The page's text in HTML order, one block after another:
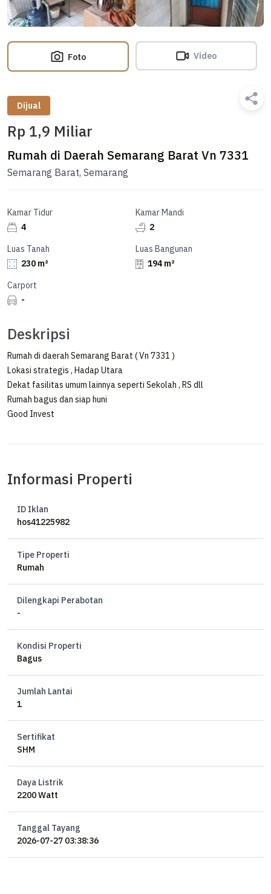
Foto Video
Dijual
Rp 1,9 Miliar
Rumah di Daerah Semarang Barat Vn 7331
Semarang Barat, Semarang
Kamar Tidur
4
Kamar Mandi
2
Luas Tanah
230 m²
Luas Bangunan
194 m²
Carport
-
Deskripsi
Rumah di daerah Semarang Barat ( Vn 7331 )
Lokasi strategis , Hadap Utara
Dekat fasilitas umum lainnya seperti Sekolah , RS dll
Rumah bagus dan siap huni
Good Invest
Informasi Properti
ID Iklan
hos41225982
Tipe Properti
Rumah
Dilengkapi Perabotan
-
Kondisi Properti
Bagus
Jumlah Lantai
1
Sertifikat
SHM
Daya Listrik
2200 Watt
Tanggal Tayang
2026-07-27 03:38:36